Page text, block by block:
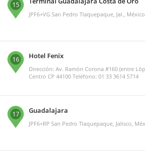
15
JPF6+VG San Pedro Tlaquepaque, Jal., México
16 Hotel Fenix
Dirección: Av. Ramón Corona #160 (entre
Centro CP 44100 Teléfono: 01 33 3614 5714
17 Guadalajara
JPF6+RP San Pedro Tlaquepaque, Jalisco,